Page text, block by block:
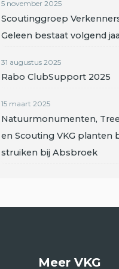
5 november 2025
Scoutinggroep
Geleen bestaat volgend
31 augustus 2025
Rabo ClubSupport 2025
15 maart 2025
Natuurmonumenten,
en Scouting VKG planten
struiken bij Absbroek
Meer VKG